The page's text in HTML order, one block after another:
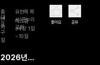
무책임한
지도자에게
는 화가 있
습니다
출
연
자
유현목 목
사/온누리
교회
대
표
구
절
에스겔
34장 1절
~10절
좋아요 공유
2026년